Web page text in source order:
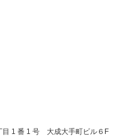
1 番 1 号 大成大手町ビル６F